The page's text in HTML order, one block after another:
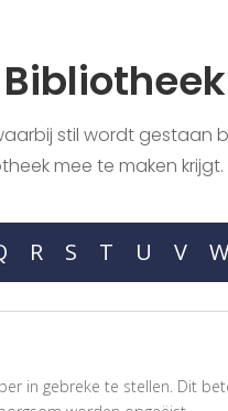
stil wordt gestaan
mee te maken krijgt.
R S T U V W
in gebreke te stellen. Dit